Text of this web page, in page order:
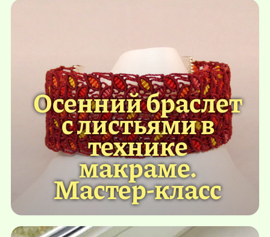
Осенний браслет
с листьями в
технике
макраме.
Мастер-класс